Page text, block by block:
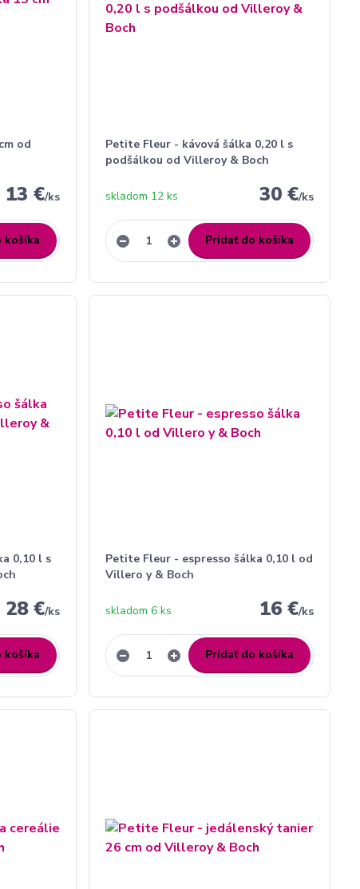
od
13 €/ks
košíka
Petite Fleur - kávová šálka 0,20 l s
podšálkou od Villeroy & Boch
30 €/ks
skladom 12 ks
Pridať do košíka
0,10 l s
28 €/ks
košíka
Petite Fleur - espresso šálka 0,10 l od
Villero y & Boch
16 €/ks
skladom 6 ks
Pridať do košíka